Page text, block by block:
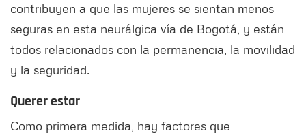
contribuyen a que las mujeres se sientan menos
seguras en esta neurálgica vía de Bogotá, y están
todos relacionados con la permanencia, la movilidad
y la seguridad.
Querer estar
Como primera medida, hay factores que